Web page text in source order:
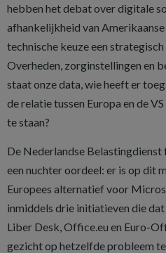
hebben het debat over digitale
afhankelijkheid van
technische keuze een
Overheden, zorginstellingen en
staat onze data, wie heeft er
de relatie tussen Europa en de
te staan?
De Nederlandse
een nuchter oordeel: er is op dit
Europees alternatief voor
inmiddels drie initiatieven die
Liber Desk, Office.eu en Euro-
gezicht op hetzelfde probleem